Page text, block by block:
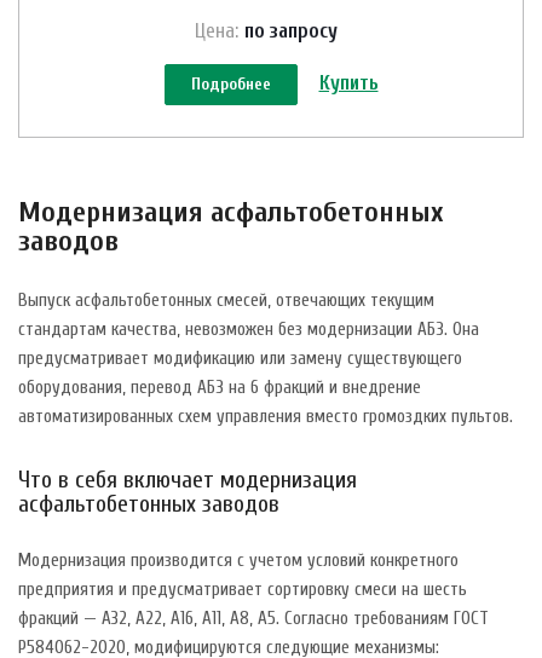
Цена: по запросу
Подробнее Купить
Модернизация асфальтобетонных
заводов
Выпуск асфальтобетонных смесей, отвечающих текущим
стандартам качества, невозможен без модернизации АБЗ. Она
предусматривает модификацию или замену существующего
оборудования, перевод АБЗ на 6 фракций и внедрение
автоматизированных схем управления вместо громоздких пультов.
Что в себя включает модернизация
асфальтобетонных заводов
Модернизация производится с учетом условий конкретного
предприятия и предусматривает сортировку смеси на шесть
фракций — А32, А22, А16, А11, А8, А5. Согласно требованиям ГОСТ
Р584062-2020, модифицируются следующие механизмы: